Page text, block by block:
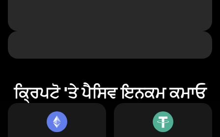
ਕ੍ਰਿਪਟੋ 'ਤੇ ਪੈਸਿਵ ਇਨਕਮ ਕਮਾਓ